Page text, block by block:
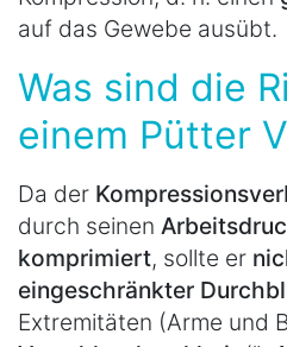
auf das Gewebe ausübt.
Was sind die
einem Pütter
Da der
durch seinen
komprimiert, sollte er
eingeschränkter
Extremitäten (Arme und